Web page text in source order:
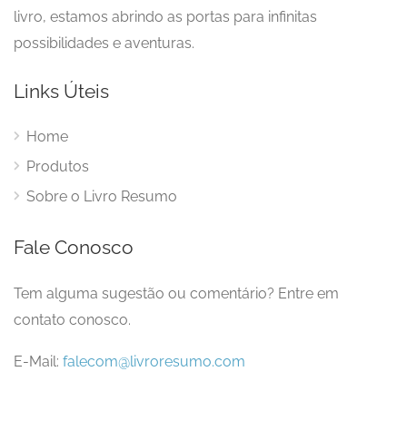
livro, estamos abrindo as portas para infinitas
possibilidades e aventuras.
Links Úteis
Home
Produtos
Sobre o Livro Resumo
Fale Conosco
Tem alguma sugestão ou comentário? Entre em
contato conosco.
E-Mail: falecom@livroresumo.com